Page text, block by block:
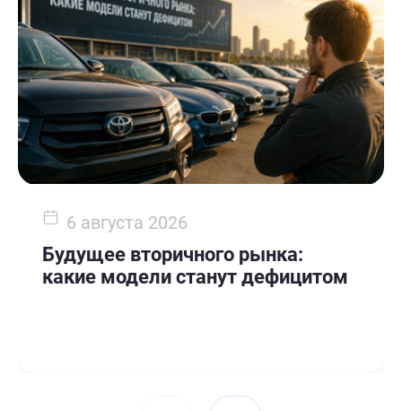
6 августа 2026
Будущее вторичного рынка:
какие модели станут дефицитом